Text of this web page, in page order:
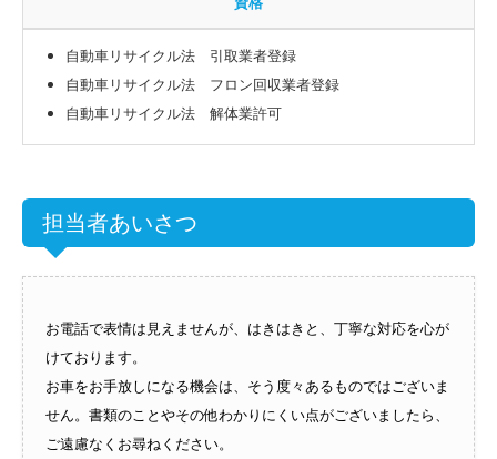
自動車リサイクル法 引取業者登録
自動車リサイクル法 フロン回収業者登録
自動車リサイクル法 解体業許可
担当者あいさつ
お電話で表情は見えませんが、はきはきと、丁寧な対応を心が
けております。
お車をお手放しになる機会は、そう度々あるものではございま
せん。書類のことやその他わかりにくい点がございましたら、
ご遠慮なくお尋ねください。